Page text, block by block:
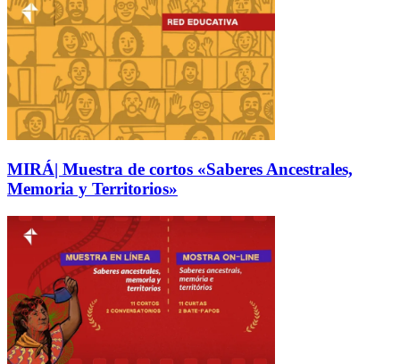
MIRÁ| Muestra de cortos «Saberes Ancestrales,
Memoria y Territorios»